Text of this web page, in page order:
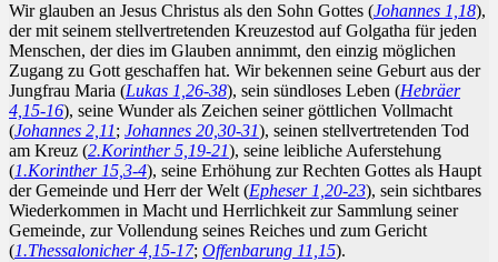
Wir glauben an Jesus Christus als den Sohn Gottes (Johannes 1,18),
der mit seinem stellvertretenden Kreuzestod auf Golgatha für jeden
Menschen, der dies im Glauben annimmt, den einzig möglichen
Zugang zu Gott geschaffen hat. Wir bekennen seine Geburt aus der
Jungfrau Maria (Lukas 1,26-38), sein sündloses Leben (Hebräer
4,15-16), seine Wunder als Zeichen seiner göttlichen Vollmacht
(Johannes 2,11; Johannes 20,30-31), seinen stellvertretenden Tod
am Kreuz (2.Korinther 5,19-21), seine leibliche Auferstehung
(1.Korinther 15,3-4), seine Erhöhung zur Rechten Gottes als Haupt
der Gemeinde und Herr der Welt (Epheser 1,20-23), sein sichtbares
Wiederkommen in Macht und Herrlichkeit zur Sammlung seiner
Gemeinde, zur Vollendung seines Reiches und zum Gericht
(1.Thessalonicher 4,15-17; Offenbarung 11,15).